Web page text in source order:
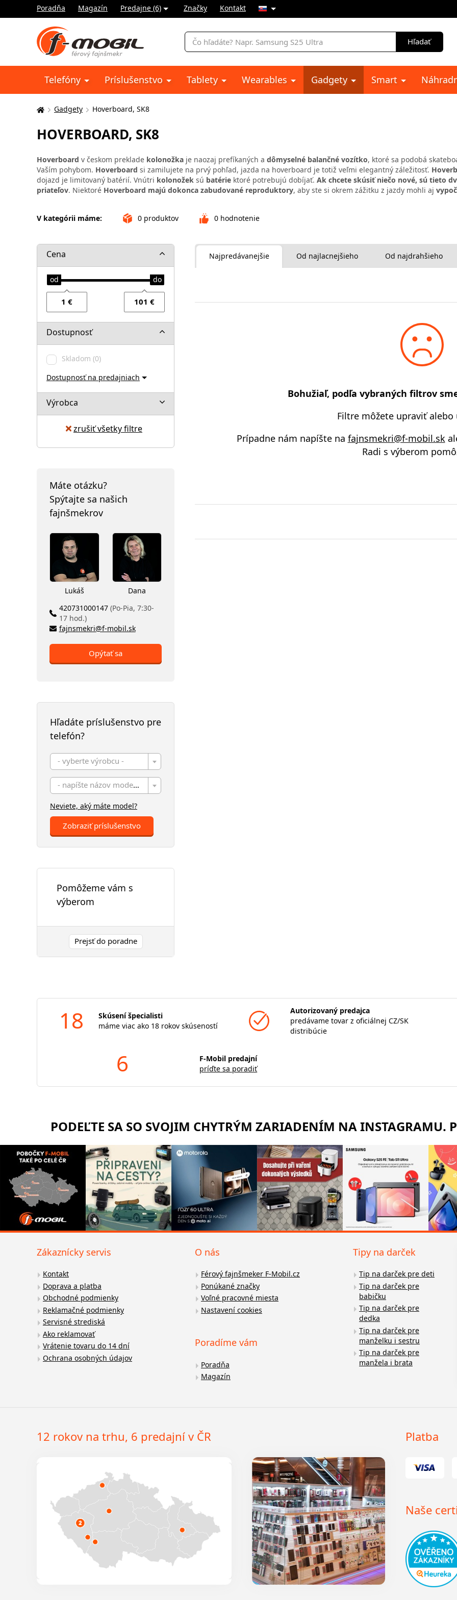
Poradňa Magazín Predajne (6) Značky Kontakt
Vyhľadávanie
Hľadať
Telefóny Príslušenstvo Tablety Wearables Gadgety Smart
Tu
nachádzate:
Gadgety Hoverboard, SK8
HOVERBOARD, SK8
Hoverboard v českom preklade kolonožka je naozaj prefíkaných a dômyselné balančné vozítko, ktoré sa podobá
Vaším pohybom. Hoverboard si zamilujete na prvý pohľad, jazda na hoverboard je totiž veľmi elegantný záležitosť.
dojazd je limitovaný batérií. Vnútri kolonožek sú batérie ktoré potrebujú dobíjať. Ak chcete skúsiť niečo nové, sú tieto
priateľov. Niektoré Hoverboard majú dokonca zabudované reproduktory, aby ste si okrem zážitku z jazdy mohli aj
V kategórii máme: 0 produktov 0 hodnotenie
Cena
Dostupnosť
Skladom (0)
Dostupnosť na predajniach
Výrobca
zrušiť všetky filtre
Máte otázku?
Spýtajte sa našich
fajnšmekrov
Lukáš
Dana
420731000147 (Po-Pia, 7:30-
17 hod.)
fajnsmekri@f-mobil.sk
Opýtať sa
Hľadáte príslušenstvo pre
telefón?
- vyberte výrobcu -
- napíšte názov modelu -
Neviete, aký máte model?
Zobraziť príslušenstvo
Pomôžeme vám s
výberom
Prejsť do poradne
Najpredávanejšie Od najlacnejšieho Od najdrahšieho
Bohužiaľ, podľa vybraných filtrov
Filtre môžete upraviť
Prípadne nám napíšte na fajnsmekri@f-mobil.sk
Radi s výberom
18
Skúsení špecialisti
máme viac ako 18 rokov skúseností
Autorizovaný predajca
predávame tovar z oficiálnej CZ/SK
distribúcie
6
F-Mobil predajní
príďte sa poradiť
PODEĽTE SA SO SVOJIM CHYTRÝM ZARIADENÍM NA INSTAGRAMU.
Zákaznícky servis
Kontakt
Doprava a platba
Obchodné podmienky
Reklamačné podmienky
Servisné strediská
Ako reklamovať
Vrátenie tovaru do 14 dní
Ochrana osobných údajov
O nás
Férový fajnšmeker F-Mobil.cz
Ponúkané značky
Voľné pracovné miesta
Nastavení cookies
Poradíme vám
Poradňa
Magazín
Tipy na darček
Tip na darček pre deti
Tip na darček pre
babičku
Tip na darček pre
dedka
Tip na darček pre
manželku i sestru
Tip na darček pre
manžela i brata
12 rokov na trhu, 6 predajní v ČR Platba
Naše